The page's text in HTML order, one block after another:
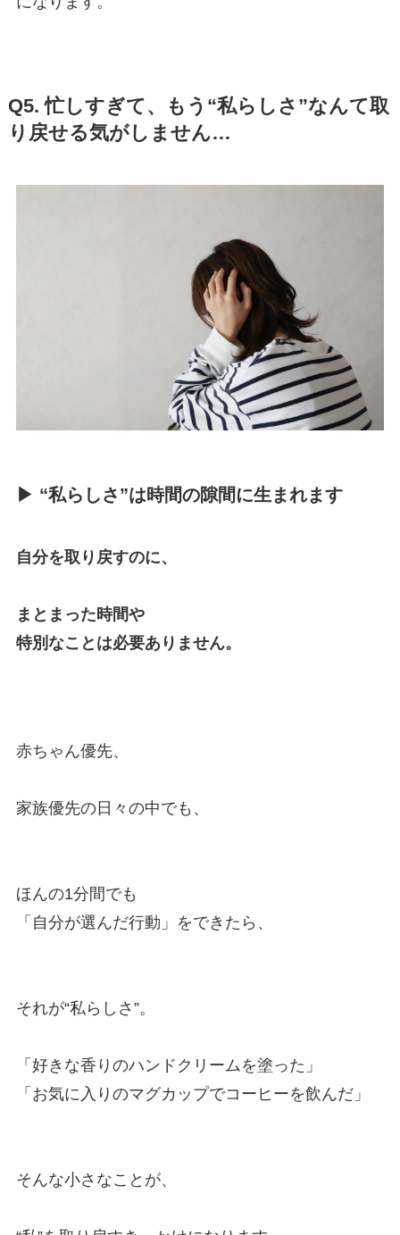
Q5. 忙しすぎて、もう“私らしさ”なんて取
り戻せる気がしません…
▶ “私らしさ”は時間の隙間に生まれます
自分を取り戻すのに、
まとまった時間や
特別なことは必要ありません。
赤ちゃん優先、
家族優先の日々の中でも、
ほんの1分間でも
「自分が選んだ行動」をできたら、
それが“私らしさ”。
「好きな香りのハンドクリームを塗った」
「お気に入りのマグカップでコーヒーを飲んだ」
そんな小さなことが、